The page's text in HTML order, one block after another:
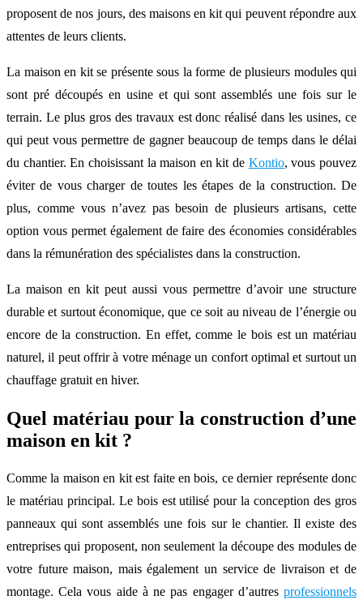
proposent de nos jours, des maisons en kit qui peuvent répondre aux
attentes de leurs clients.
La maison en kit se présente sous la forme de plusieurs modules qui
sont pré découpés en usine et qui sont assemblés une fois sur le
terrain. Le plus gros des travaux est donc réalisé dans les usines, ce
qui peut vous permettre de gagner beaucoup de temps dans le délai
du chantier. En choisissant la maison en kit de Kontio, vous pouvez
éviter de vous charger de toutes les étapes de la construction. De
plus, comme vous n’avez pas besoin de plusieurs artisans, cette
option vous permet également de faire des économies considérables
dans la rémunération des spécialistes dans la construction.
La maison en kit peut aussi vous permettre d’avoir une structure
durable et surtout économique, que ce soit au niveau de l’énergie ou
encore de la construction. En effet, comme le bois est un matériau
naturel, il peut offrir à votre ménage un confort optimal et surtout un
chauffage gratuit en hiver.
Quel matériau pour la construction d’une
maison en kit ?
Comme la maison en kit est faite en bois, ce dernier représente donc
le matériau principal. Le bois est utilisé pour la conception des gros
panneaux qui sont assemblés une fois sur le chantier. Il existe des
entreprises qui proposent, non seulement la découpe des modules de
votre future maison, mais également un service de livraison et de
montage. Cela vous aide à ne pas engager d’autres professionnels